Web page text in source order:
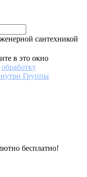
сантехникой
в это окно
обработку
Группы
бесплатно!